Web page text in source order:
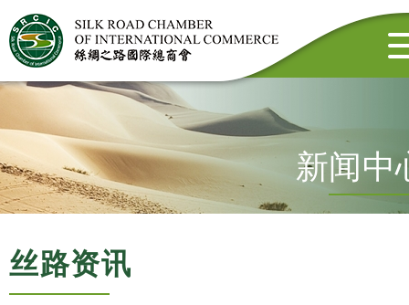
新闻中
丝路资讯